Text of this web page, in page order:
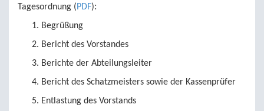
Tagesordnung (PDF):
Begrüßung
Bericht des Vorstandes
Berichte der Abteilungsleiter
Bericht des Schatzmeisters sowie der Kassenprüfer
Entlastung des Vorstands